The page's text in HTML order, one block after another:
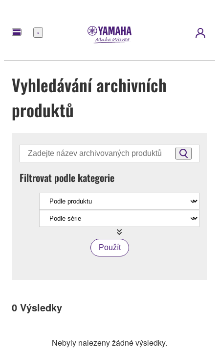
Nabídka
Vyhledávání archivních
produktů
Filtrovat podle kategorie
Použít
0 Výsledky
Nebyly nalezeny žádné výsledky.